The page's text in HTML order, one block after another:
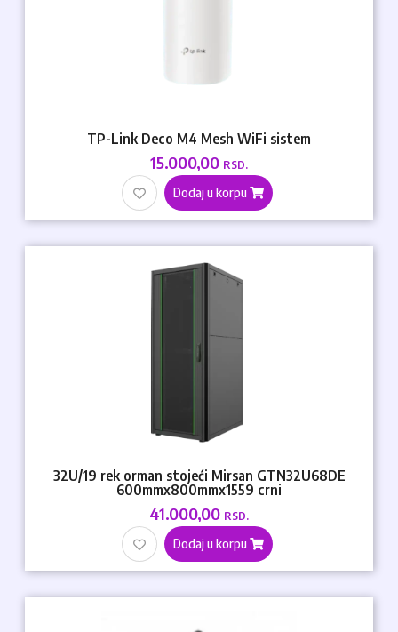
TP-Link Deco M4 Mesh WiFi sistem
15.000,00 RSD.
Dodaj u korpu
32U/19 rek orman stojeći Mirsan GTN32U68DE
600mmx800mmx1559 crni
41.000,00 RSD.
Dodaj u korpu